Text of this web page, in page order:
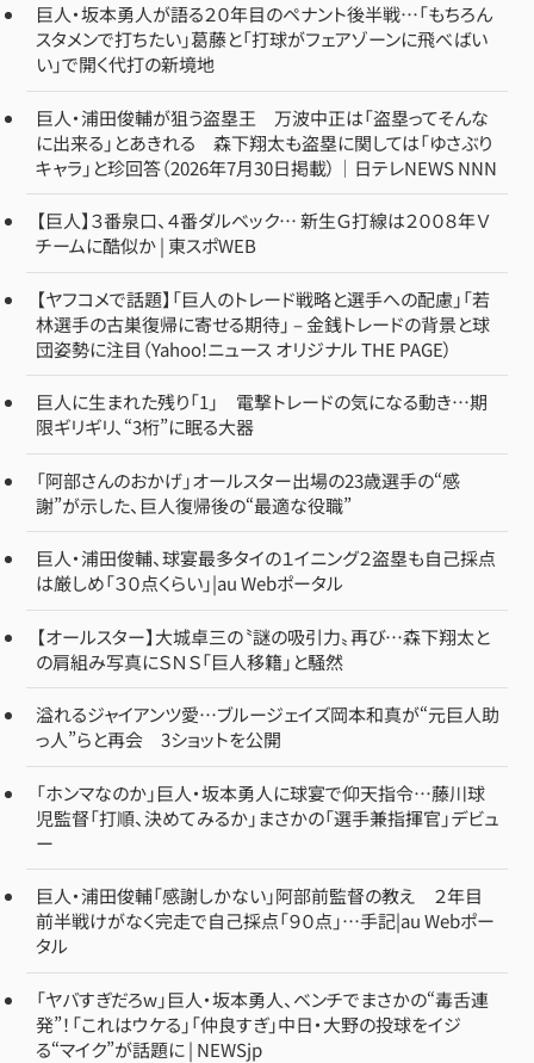
巨人・坂本勇人が語る２０年目のペナント後半戦…「もちろん
スタメンで打ちたい」葛藤と「打球がフェアゾーンに飛べばい
い」で開く代打の新境地
巨人・浦田俊輔が狙う盗塁王 万波中正は「盗塁ってそんな
に出来る」とあきれる 森下翔太も盗塁に関しては「ゆさぶり
キャラ」と珍回答（2026年7月30日掲載）｜日テレNEWS NNN
【巨人】３番泉口、４番ダルベック… 新生Ｇ打線は２００８年Ｖ
チームに酷似か | 東スポWEB
【ヤフコメで話題】「巨人のトレード戦略と選手への配慮」「若
林選手の古巣復帰に寄せる期待」 – 金銭トレードの背景と球
団姿勢に注目（Yahoo!ニュース オリジナル THE PAGE）
巨人に生まれた残り「1」 電撃トレードの気になる動き…期
限ギリギリ、“3桁”に眠る大器
「阿部さんのおかげ」オールスター出場の23歳選手の“感
謝”が示した、巨人復帰後の“最適な役職”
巨人・浦田俊輔、球宴最多タイの１イニング２盗塁も自己採点
は厳しめ「３０点くらい」|au Webポータル
【オールスター】大城卓三の〝謎の吸引力〟再び…森下翔太と
の肩組み写真にＳＮＳ「巨人移籍」と騒然
溢れるジャイアンツ愛…ブルージェイズ岡本和真が“元巨人助
っ人”らと再会 3ショットを公開
「ホンマなのか」巨人・坂本勇人に球宴で仰天指令…藤川球
児監督「打順、決めてみるか」まさかの「選手兼指揮官」デビュ
ー
巨人・浦田俊輔「感謝しかない」阿部前監督の教え ２年目
前半戦けがなく完走で自己採点「９０点」…手記|au Webポー
タル
「ヤバすぎだろw」巨人・坂本勇人、ベンチでまさかの“毒舌連
発”！「これはウケる」「仲良すぎ」中日・大野の投球をイジ
る“マイク”が話題に | NEWSjp